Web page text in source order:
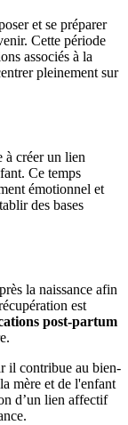
et se préparer
Cette période
associés à la
pleinement sur
à créer un lien
Ce temps
émotionnel et
des bases
la naissance afin
est
post-partum
il contribue au bien-
mère et de l'enfant
d’un lien affectif